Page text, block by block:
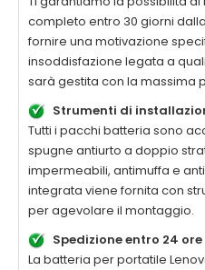
completo entro 30 giorni
fornire una motivazione
insoddisfazione legata a
sarà gestita con la massima
Strumenti di
Tutti i pacchi batteria sono
spugne antiurto a doppio
impermeabili, antimuffa e
integrata viene fornita con
per agevolare il montaggio.
Spedizione entro 24 ore
La batteria per portatile